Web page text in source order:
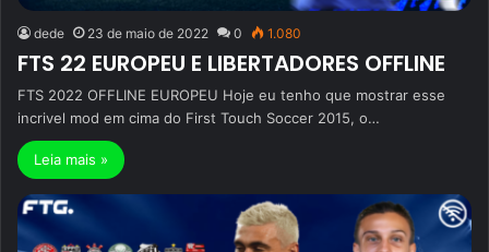
dede 23 de maio de 2022 0 1.080
FTS 22 EUROPEU E LIBERTADORES OFFLINE
FTS 2022 OFFLINE EUROPEU Hoje eu tenho que mostrar esse
incrivel mod em cima do First Touch Soccer 2015, o…
Leia mais »